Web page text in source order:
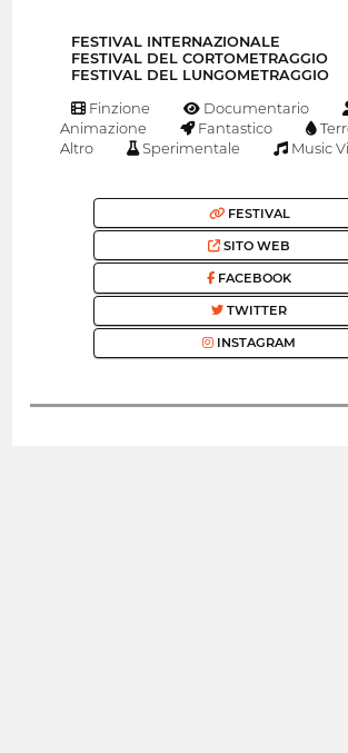
FESTIVAL INTERNAZIONALE
FESTIVAL DEL CORTOMETRAGGIO
FESTIVAL DEL LUNGOMETRAGGIO
Finzione
Documentario
Animazione
Fantastico
Altro
Sperimentale Music
FESTIVAL
SITO WEB
FACEBOOK
TWITTER
INSTAGRAM